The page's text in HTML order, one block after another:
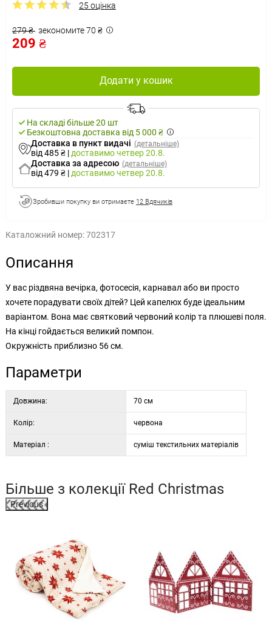
25 оцінка
279 ₴ зекономите 70 ₴
209 ₴
Додати у кошик
На складі більше 20 шт
Безкоштовна доставка від 5 000 ₴
Доставка в пункт видачі (детальніше)
від 485 ₴ | доставимочетвер 20.8.
Доставка за адресою (детальніше)
від 479 ₴ | доставимочетвер 20.8.
Зробивши покупку ви отримаєте 12 Вдячиків
Каталожний номер:702317
Описання
У вас різдвяна вечірка, фотосесія, карнавал або ви просто
хочете порадувати своїх дітей? Цей капелюх буде ідеальним
варіантом. Вона має святковий червоний колір та плюшеві поля.
На кінці гойдається великий помпон.
Окружність приблизно 56 см.
Параметри
Довжина: 70 см
Колір: червона
Матеріал : суміш текстильних матеріалів
Більше з колекції Red Christmas
Previous